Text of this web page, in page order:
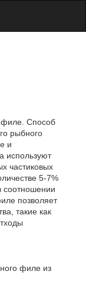
филе. Способ
рыбного
и
используют
частиковых
5-7%
соотношении
позволяет
такие как
филе из